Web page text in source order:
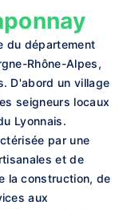
du département
Rhône-Alpes,
D'abord un village
seigneurs locaux
Lyonnais.
par une
et de
la construction, de
aux